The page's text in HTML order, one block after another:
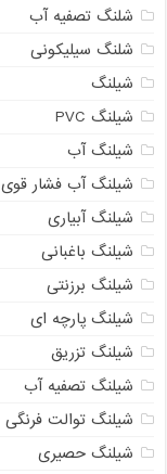
شلنگ تصفیه آب
شلنگ سیلیکونی
شیلنگ
شیلنگ PVC
شیلنگ آب
شیلنگ آب فشار قوی
شیلنگ آبیاری
شیلنگ باغبانی
شیلنگ برزنتی
شیلنگ پارچه ای
شیلنگ تزریق
شیلنگ تصفیه آب
شیلنگ توالت فرنگی
شیلنگ حصیری